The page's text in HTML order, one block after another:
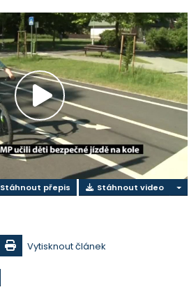
Přehrát
video
Stáhnout přepis Stáhnout video
Vytisknout článek